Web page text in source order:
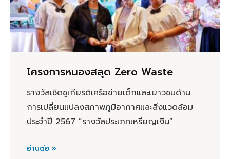
โครงการหนองสลุด Zero Waste
รางวัลเชิดชูเกียรติเครือข่ายเด็กและเยาวชนด้าน
การเปลี่ยนแปลงสภาพภูมิอากาศและสิ่งแวดล้อม
ประจำปี 2567 “รางวัลประเภทเหรียญเงิน”
อ่านต่อ »